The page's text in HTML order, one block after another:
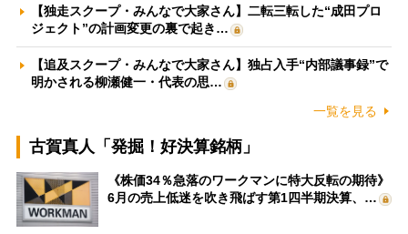
【独走スクープ・みんなで大家さん】二転三転した“成田プロ
ジェクト”の計画変更の裏で起き…
【追及スクープ・みんなで大家さん】独占入手“内部議事録”で
明かされる柳瀬健一・代表の思…
一覧を見る
古賀真人「発掘！好決算銘柄」
《株価34％急落のワークマンに特大反転の期待》
6月の売上低迷を吹き飛ばす第1四半期決算、…